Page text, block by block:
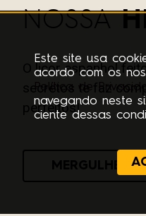
NOSSA
O licor espanhol
te faz
perfeitos!
Este site usa
acordo com os
navegando neste
ciente dessas